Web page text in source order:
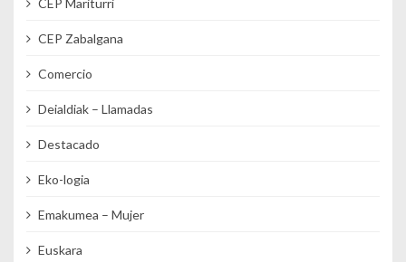
CEP Zabalgana
Comercio
Deialdiak – Llamadas
Destacado
Eko-logia
Emakumea – Mujer
Euskara